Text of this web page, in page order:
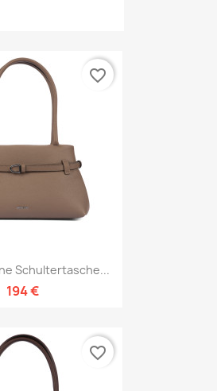
Vorschau
Schultertasche...
194 €
favorite_border
favorite_border